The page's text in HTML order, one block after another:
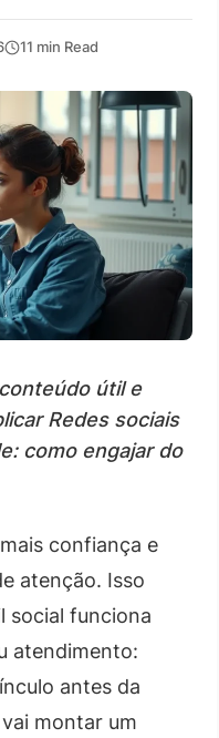
11 min Read
útil e
Redes sociais
como engajar do
confiança e
atenção. Isso
social funciona
atendimento:
antes da
montar um